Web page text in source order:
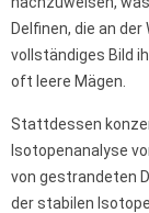
Delfinen, die an
vollständiges Bild
oft leere Mägen.
Stattdessen
Isotopenanalyse
von gestrandeten
der stabilen